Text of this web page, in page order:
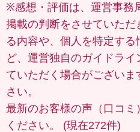
※感想・評価は、運営事務
掲載の判断をさせていた
る内容や、個人を特定す
ど、運営独自のガイドラ
ていただく場合がござい
さい。
最新のお客様の声（口コミ
ください。 (現在272件)